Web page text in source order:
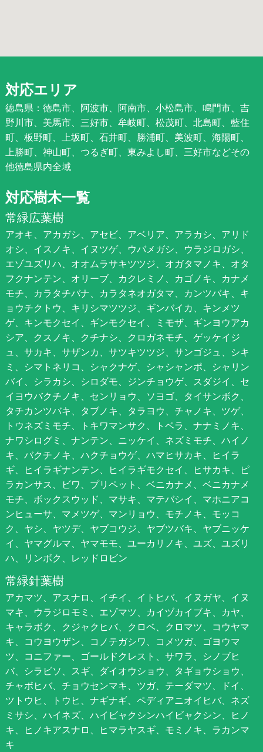
対応エリア
徳島県：徳島市、阿波市、阿南市、小松島市、鳴門市、吉
野川市、美馬市、三好市、牟岐町、松茂町、北島町、藍住
町、板野町、上坂町、石井町、勝浦町、美波町、海陽町、
上勝町、神山町、つるぎ町、東みよし町、三好市などその
他徳島県内全域
対応樹木一覧
常緑広葉樹
アオキ、アカガシ、アセビ、アベリア、アラカシ、アリド
オシ、イスノキ、イヌツゲ、ウバメガシ、ウラジロガシ、
エゾユズリハ、オオムラサキツツジ、オガタマノキ、オタ
フクナンテン、オリーブ、カクレミノ、カゴノキ、カナメ
モチ、カラタチバナ、カラタネオガタマ、カンツバキ、キ
ョウチクトウ、キリシマツツジ、ギンバイカ、キンメツ
ゲ、キンモクセイ、ギンモクセイ、ミモザ、ギンヨウアカ
シア、クスノキ、クチナシ、クロガネモチ、ゲッケイジ
ュ、サカキ、サザンカ、サツキツツジ、サンゴジュ、シキ
ミ、シマトネリコ、シャクナゲ、シャシャンポ、シャリン
バイ、シラカシ、シロダモ、ジンチョウゲ、スダジイ、セ
イヨウバクチノキ、センリョウ、ソヨゴ、タイサンボク、
タチカンツバキ、タブノキ、タラヨウ、チャノキ、ツゲ、
トウネズミモチ、トキワマンサク、トベラ、ナナミノキ、
ナワシログミ、ナンテン、ニッケイ、ネズミモチ、ハイノ
キ、バクチノキ、ハクチョウゲ、ハマヒサカキ、ヒイラ
ギ、ヒイラギナンテン、ヒイラギモクセイ、ヒサカキ、ピ
ラカンサス、ビワ、プリペット、ベニカナメ、ベニカナメ
モチ、ボックスウッド、マサキ、マテバシイ、マホニアコ
ンヒューサ、マメツゲ、マンリョウ、モチノキ、モッコ
ク、ヤシ、ヤツデ、ヤブコウジ、ヤブツバキ、ヤブニッケ
イ、ヤマグルマ、ヤマモモ、ユーカリノキ、ユズ、ユズリ
ハ、リンボク、レッドロビン
常緑針葉樹
アカマツ、アスナロ、イチイ、イトヒバ、イヌガヤ、イヌ
マキ、ウラジロモミ、エゾマツ、カイヅカイブキ、カヤ、
キャラボク、クジャクヒバ、クロベ、クロマツ、コウヤマ
キ、コウヨウザン、コノテガシワ、コメツガ、ゴヨウマ
ツ、コニファー、ゴールドクレスト、サワラ、シノブヒ
バ、シラビソ、スギ、ダイオウショウ、タギョウショウ、
チャボヒバ、チョウセンマキ、ツガ、テーダマツ、ドイ、
ツトウヒ、トウヒ、ナギナギ、ペディアニオイヒバ、ネズ
ミサシ、ハイネズ、ハイビャクシンハイビャクシン、ヒノ
キ、ヒノキアスナロ、ヒマラヤスギ、モミノキ、ラカンマ
キ